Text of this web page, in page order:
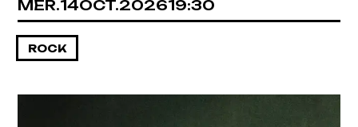
MERCREDI
MER.14OCTOBRE
OCT.202619:30
ROCK